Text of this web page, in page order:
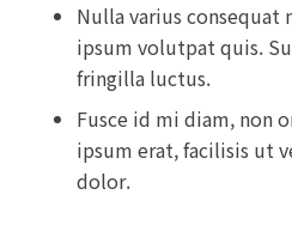
Nulla varius consequat
ipsum volutpat quis.
fringilla luctus.
Fusce id mi diam, non
ipsum erat, facilisis ut
dolor.